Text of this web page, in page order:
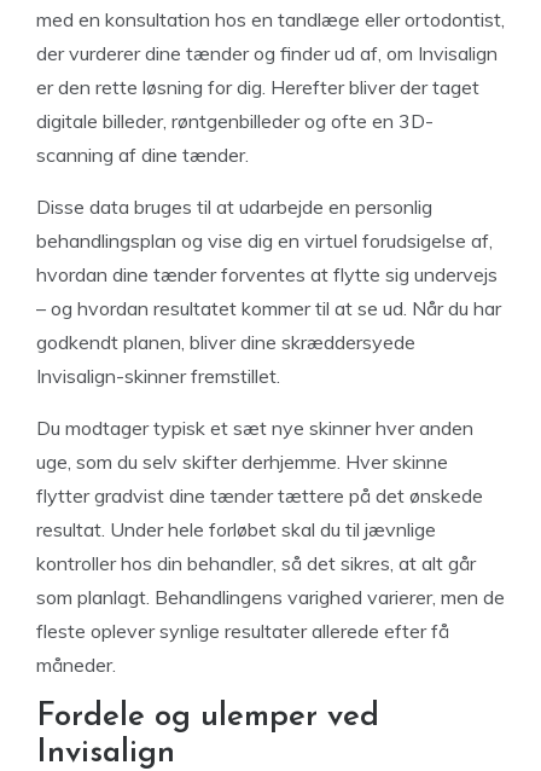
med en konsultation hos en tandlæge eller ortodontist,
der vurderer dine tænder og finder ud af, om Invisalign
er den rette løsning for dig. Herefter bliver der taget
digitale billeder, røntgenbilleder og ofte en 3D-
scanning af dine tænder.
Disse data bruges til at udarbejde en personlig
behandlingsplan og vise dig en virtuel forudsigelse af,
hvordan dine tænder forventes at flytte sig undervejs
– og hvordan resultatet kommer til at se ud. Når du har
godkendt planen, bliver dine skræddersyede
Invisalign-skinner fremstillet.
Du modtager typisk et sæt nye skinner hver anden
uge, som du selv skifter derhjemme. Hver skinne
flytter gradvist dine tænder tættere på det ønskede
resultat. Under hele forløbet skal du til jævnlige
kontroller hos din behandler, så det sikres, at alt går
som planlagt. Behandlingens varighed varierer, men de
fleste oplever synlige resultater allerede efter få
måneder.
Fordele og ulemper ved
Invisalign